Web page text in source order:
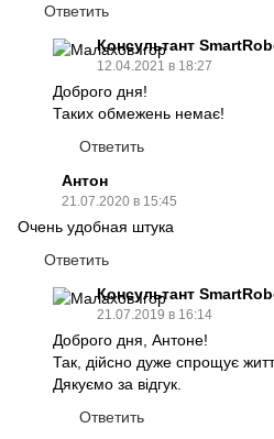
Ответить
Консультант
12.04.2021 в 18:27
Доброго дня!
Таких обмежень немає!
Ответить
Антон
21.07.2020 в 15:45
Очень удобная штука
Ответить
Консультант
21.07.2019 в 16:14
Доброго дня, Антоне!
Так, дійсно дуже спрощує
Дякуємо за відгук.
Ответить